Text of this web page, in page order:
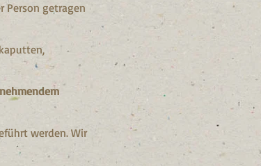
Person getragen
werden. Wir